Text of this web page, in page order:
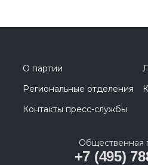
О партии
Региональные отделения
Контакты пресс-службы
Общественная
+7 (495)